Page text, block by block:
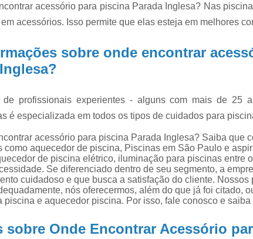
manutenção
de piscinas
piscinas
Manutenção
Manutenção
para piscinas
Produtos para
limpar piscina
Produtos para
piscinas
Reparo de
filtros de
Cloro Líquido
Conserto
Conserto de
acessório para piscina Parada Inglesa? Nas
acessórios. Isso permite que elas esteja em melhores
sobre onde encontrar
profissionais experientes - alguns com mais de 25
é especializada em todos os tipos de cuidados para
acessório para piscina Parada Inglesa? Saiba que
como aquecedor de piscina, Piscinas em São Paulo e
de piscina elétrico, iluminação para piscinas entre
Se diferenciado dentro de seu segmento, a
cuidadoso e que busca a satisfação do cliente. Nossos
nós oferecermos, além do que já foi citado,
piscina e aquecedor piscina. Por isso, fale conosco e saiba
sobre Onde Encontrar Acessório